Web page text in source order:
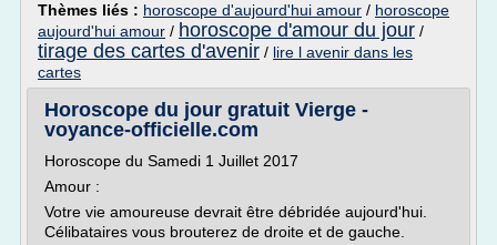
Thèmes liés : horoscope d'aujourd'hui amour / horoscope
aujourd'hui amour / horoscope d'amour du jour /
tirage des cartes d'avenir / lire l avenir dans les
cartes
Horoscope du jour gratuit Vierge -
voyance-officielle.com
Horoscope du Samedi 1 Juillet 2017
Amour :
Votre vie amoureuse devrait être débridée aujourd'hui.
Célibataires vous brouterez de droite et de gauche.